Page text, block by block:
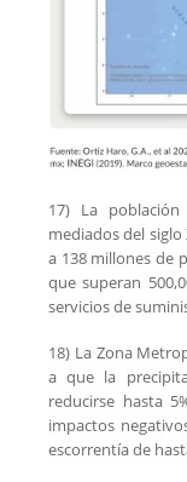
17) La
mediados del siglo
a 138 millones de
que superan
servicios de
18) La Zona
a que la
reducirse hasta
impactos
escorrentía de